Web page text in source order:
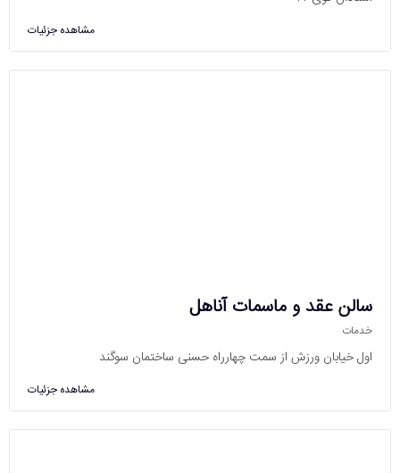
مشاهده جزئیات
سالن عقد و ماسمات آناهل
خدمات
اول خیابان ورزش از سمت چهارراه حسنی ساختمان سوگند
مشاهده جزئیات